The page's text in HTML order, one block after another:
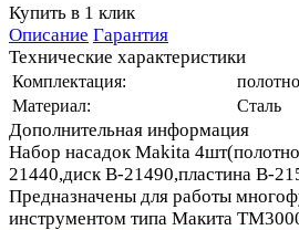
Купить в 1 клик
Описание Гарантия
Технические характеристики
Комплектация:
Материал:
Сталь
Дополнительная информация
Набор насадок Makita
21440,диск B-21490,пластина B-
Предназначены для работы
инструментом типа Макита